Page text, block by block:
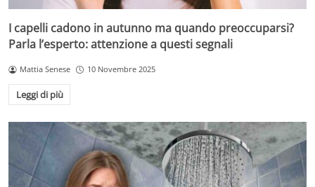
I capelli cadono in autunno ma quando preoccuparsi?
Parla l’esperto: attenzione a questi segnali
Mattia Senese 10 Novembre 2025
Leggi di più